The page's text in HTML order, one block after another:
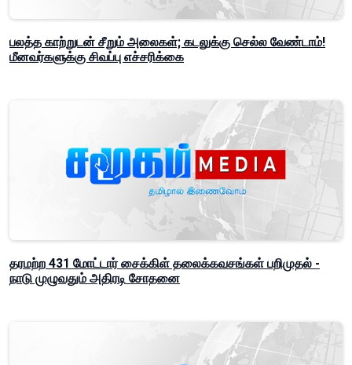
பலத்த காற்றுடன் சீறும் அலைகள்; கடலுக்கு செல்ல வேண்டாம்!
மீனவர்களுக்கு சிவப்பு எச்சரிக்கை
தரமற்ற 431 மோட்டார் சைக்கிள் தலைக்கவசங்கள் பறிமுதல் -
நாடு முழுவதும் அதிரடி சோதனை